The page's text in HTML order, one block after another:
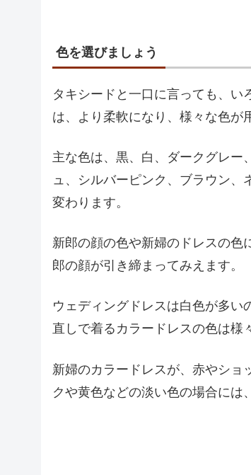
色を選びましょう
タキシードと一口に言っても、
は、より柔軟になり、様々な色が
主な色は、黒、白、ダークグレー
ュ、シルバーピンク、ブラウン、
変わります。
新郎の顔の色や新婦のドレスの色
郎の顔が引き締まってみえます。
ウェディングドレスは白色が多
直しで着るカラードレスの色は様
新婦のカラードレスが、赤やショ
クや黄色などの淡い色の場合には